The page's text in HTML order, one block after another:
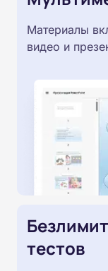
Материалы
видео и
тестов